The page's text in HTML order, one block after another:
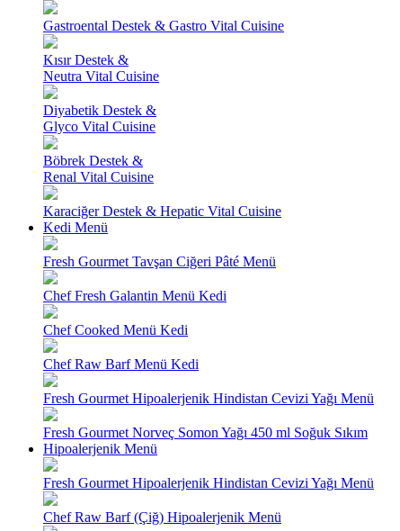
Gastroental Destek & Gastro Vital Cuisine
Kısır Destek &
Neutra Vital Cuisine
Diyabetik Destek &
Glyco Vital Cuisine
Böbrek Destek &
Renal Vital Cuisine
Karaciğer Destek & Hepatic Vital Cuisine
Kedi Menü
Fresh Gourmet Tavşan Ciğeri Pâté Menü
Chef Fresh Galantin Menü Kedi
Chef Cooked Menü Kedi
Chef Raw Barf Menü Kedi
Fresh Gourmet Hipoalerjenik Hindistan Cevizi Yağı Menü
Fresh Gourmet Norveç Somon Yağı 450 ml Soğuk Sıkım
Hipoalerjenik Menü
Fresh Gourmet Hipoalerjenik Hindistan Cevizi Yağı Menü
Chef Raw Barf (Çiğ) Hipoalerjenik Menü